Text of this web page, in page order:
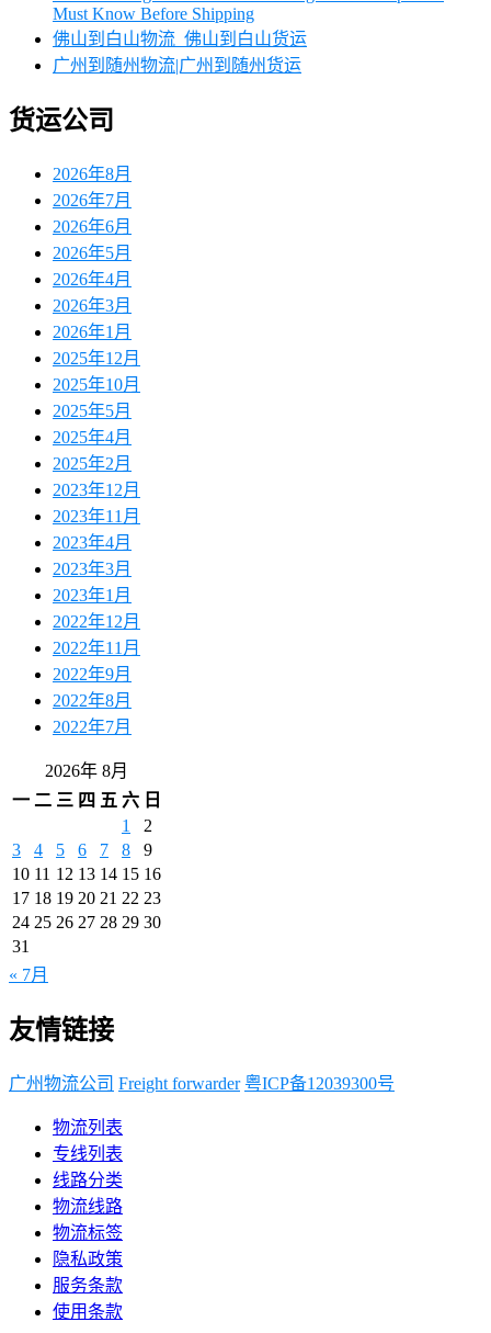
Must Know Before Shipping
佛山到白山物流_佛山到白山货运
广州到随州物流|广州到随州货运
货运公司
2026年8月
2026年7月
2026年6月
2026年5月
2026年4月
2026年3月
2026年1月
2025年12月
2025年10月
2025年5月
2025年4月
2025年2月
2023年12月
2023年11月
2023年4月
2023年3月
2023年1月
2022年12月
2022年11月
2022年9月
2022年8月
2022年7月
2026年 8月
一 二 三 四 五 六 日
1
2
3
4 5 6 7 8
9
10 11 12 13 14 15 16
17 18 19 20 21 22 23
24 25 26 27 28 29 30
31
« 7月
友情链接
广州物流公司 Freight forwarder 粤ICP备12039300号
物流列表
专线列表
线路分类
物流线路
物流标签
隐私政策
服务条款
使用条款